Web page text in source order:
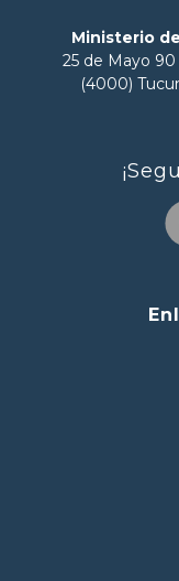
Ministerio
25 de Mayo 90
(4000)